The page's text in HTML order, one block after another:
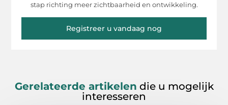
stap richting meer zichtbaarheid en ontwikkeling.
Registreer u vandaag nog
Gerelateerde artikelen die u mogelijk
interesseren